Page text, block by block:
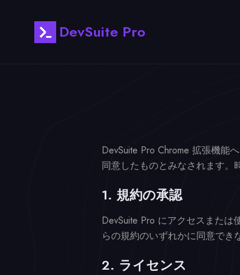
DevSuite Pro
DevSuite Pro Chrome 拡張機能
同意したものとみなされます。
1. 規約の承認
DevSuite Pro にアクセスまた
らの規約のいずれかに同意でき
2. ライセンス